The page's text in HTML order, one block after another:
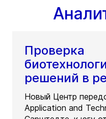
Проверка
решений в
Новый Центр
Application and